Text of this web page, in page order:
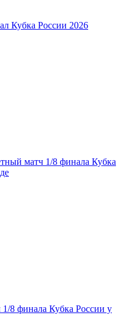
Кубка России 2026
матч 1/8 финала Кубка
8 финала Кубка России у